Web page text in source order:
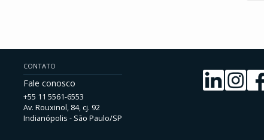
CONTATO
Fale conosco
+55 11 5561-6553
Av. Rouxinol, 84, cj. 92
Indianópolis - São Paulo/SP